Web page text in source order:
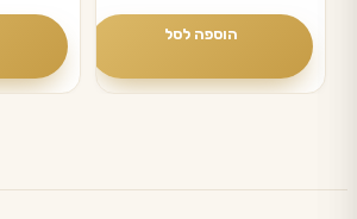
הוספה לסל